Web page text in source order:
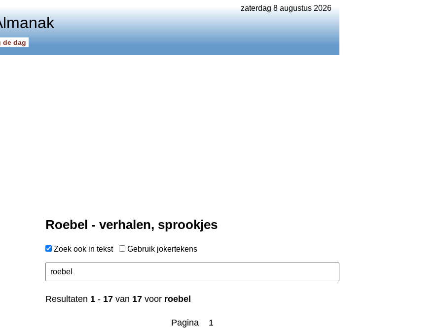
zaterdag 8 augustus 2026
de dag
Roebel - verhalen, sprookjes
Zoek ook in tekst Gebruik jokertekens
Resultaten 1 - 17 van 17 voor roebel
Pagina 1